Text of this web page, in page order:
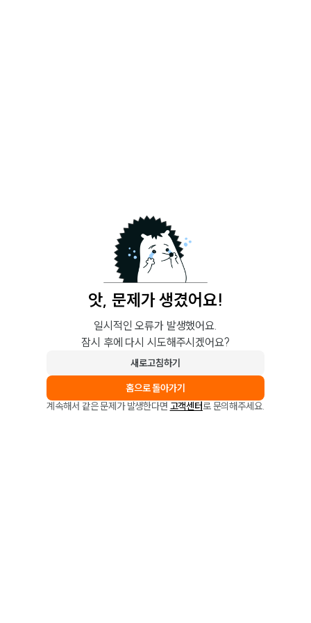
앗, 문제가 생겼어요!
일시적인 오류가 발생했어요.
잠시 후에 다시 시도해주시겠어요?
새로고침하기
홈으로 돌아가기
계속해서 같은 문제가 발생한다면 고객센터로 문의해주세요.